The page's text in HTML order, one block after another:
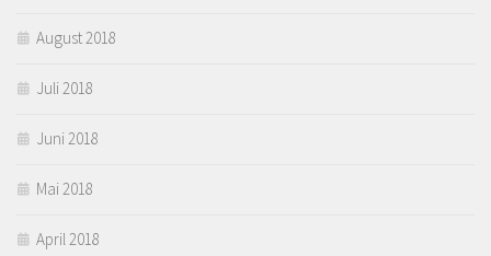
August 2018
Juli 2018
Juni 2018
Mai 2018
April 2018